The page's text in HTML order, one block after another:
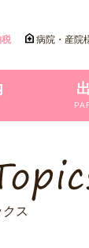
病院・産院
ス